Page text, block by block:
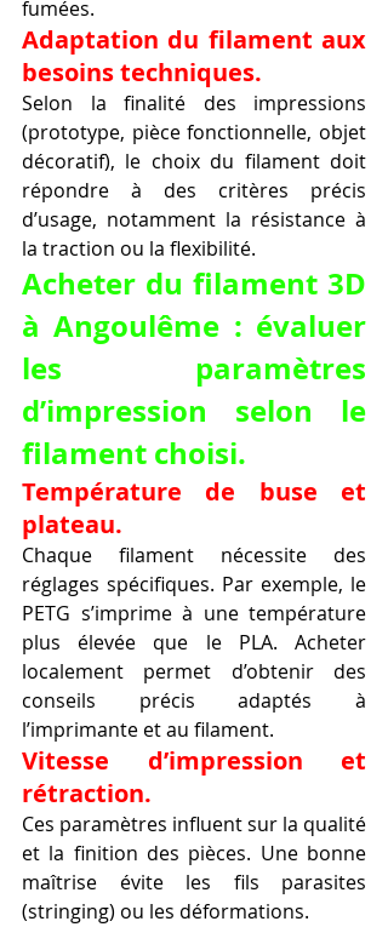
fumées.
Adaptation du filament aux
besoins techniques.
Selon la finalité des impressions
(prototype, pièce fonctionnelle, objet
décoratif), le choix du filament doit
répondre à des critères précis
d’usage, notamment la résistance à
la traction ou la flexibilité.
Acheter du filament 3D
à Angoulême : évaluer
les paramètres
d’impression selon le
filament choisi.
Température de buse et
plateau.
Chaque filament nécessite des
réglages spécifiques. Par exemple, le
PETG s’imprime à une température
plus élevée que le PLA. Acheter
localement permet d’obtenir des
conseils précis adaptés à
l’imprimante et au filament.
Vitesse d’impression et
rétraction.
Ces paramètres influent sur la qualité
et la finition des pièces. Une bonne
maîtrise évite les fils parasites
(stringing) ou les déformations.